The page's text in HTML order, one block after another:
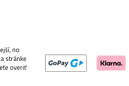
no
stránke
overiť